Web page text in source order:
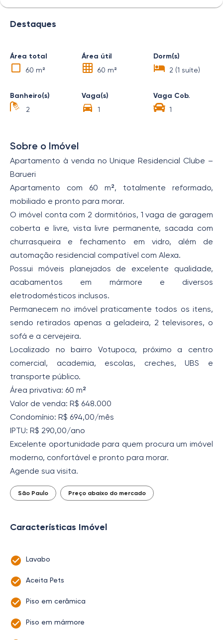
Destaques
Área total
60 m²
Área útil
60 m²
Dorm(s)
2 (1 suíte)
Banheiro(s)
2
Vaga(s)
1
Vaga Cob.
1
Sobre o Imóvel
Apartamento à venda no Unique Residencial Clube –
Barueri
Apartamento com 60 m², totalmente reformado,
mobiliado e pronto para morar.
O imóvel conta com 2 dormitórios, 1 vaga de garagem
coberta e livre, vista livre permanente, sacada com
churrasqueira e fechamento em vidro, além de
automação residencial compatível com Alexa.
Possui móveis planejados de excelente qualidade,
acabamentos em mármore e diversos
eletrodomésticos inclusos.
Permanecem no imóvel praticamente todos os itens,
sendo retirados apenas a geladeira, 2 televisores, o
sofá e a cervejeira.
Localizado no bairro Votupoca, próximo a centro
comercial, academia, escolas, creches, UBS e
transporte público.
Área privativa: 60 m²
Valor de venda: R$ 648.000
Condomínio: R$ 694,00/mês
IPTU: R$ 290,00/ano
Excelente oportunidade para quem procura um imóvel
moderno, confortável e pronto para morar.
Agende sua visita.
São Paulo Preço abaixo do mercado
Características Imóvel
Lavabo
Aceita Pets
Piso em cerâmica
Piso em mármore